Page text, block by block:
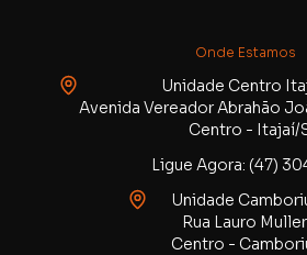
Onde Estamos
Unidade Centro
Avenida Vereador Abrahão
Centro - Itajaí/
Ligue Agora: (47)
Unidade
Rua Lauro
Centro -